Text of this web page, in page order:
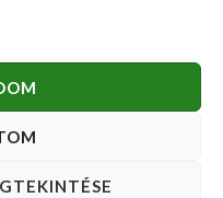
(Halcsapda).